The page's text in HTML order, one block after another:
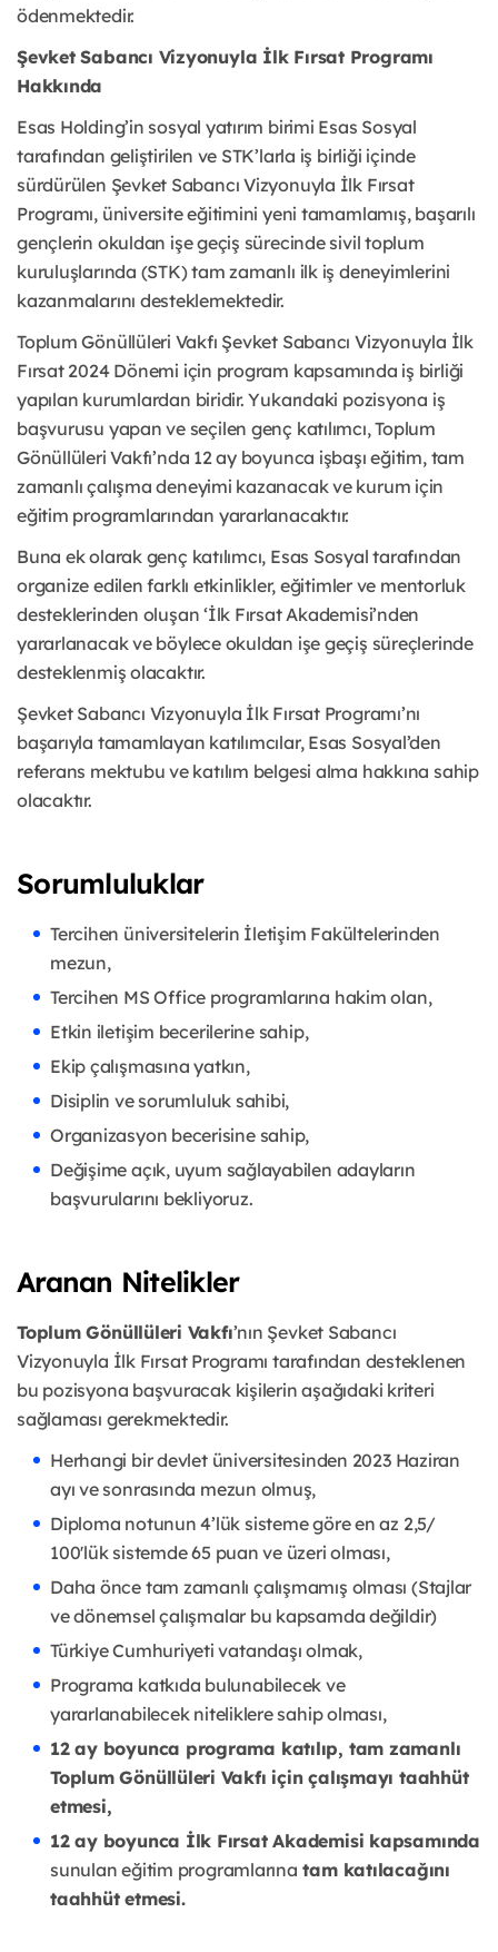
ödenmektedir.
Şevket Sabancı Vizyonuyla İlk Fırsat Programı
Hakkında
Esas Holding’in sosyal yatırım birimi Esas Sosyal
tarafından geliştirilen ve STK’larla iş birliği içinde
sürdürülen Şevket Sabancı Vizyonuyla İlk Fırsat
Programı, üniversite eğitimini yeni tamamlamış, başarılı
gençlerin okuldan işe geçiş sürecinde sivil toplum
kuruluşlarında (STK) tam zamanlı ilk iş deneyimlerini
kazanmalarını desteklemektedir.
Toplum Gönüllüleri Vakfı Şevket Sabancı Vizyonuyla İlk
Fırsat 2024 Dönemi için program kapsamında iş birliği
yapılan kurumlardan biridir. Yukarıdaki pozisyona iş
başvurusu yapan ve seçilen genç katılımcı, Toplum
Gönüllüleri Vakfı’nda 12 ay boyunca işbaşı eğitim, tam
zamanlı çalışma deneyimi kazanacak ve kurum için
eğitim programlarından yararlanacaktır.
Buna ek olarak genç katılımcı, Esas Sosyal tarafından
organize edilen farklı etkinlikler, eğitimler ve mentorluk
desteklerinden oluşan ‘İlk Fırsat Akademisi’nden
yararlanacak ve böylece okuldan işe geçiş süreçlerinde
desteklenmiş olacaktır.
Şevket Sabancı Vizyonuyla İlk Fırsat Programı’nı
başarıyla tamamlayan katılımcılar, Esas Sosyal’den
referans mektubu ve katılım belgesi alma hakkına sahip
olacaktır.
Sorumluluklar
Tercihen üniversitelerin İletişim Fakültelerinden
mezun,
Tercihen MS Office programlarına hakim olan,
Etkin iletişim becerilerine sahip,
Ekip çalışmasına yatkın,
Disiplin ve sorumluluk sahibi,
Organizasyon becerisine sahip,
Değişime açık, uyum sağlayabilen adayların
başvurularını bekliyoruz.
Aranan Nitelikler
Toplum Gönüllüleri Vakfı’nın Şevket Sabancı
Vizyonuyla İlk Fırsat Programı tarafından desteklenen
bu pozisyona başvuracak kişilerin aşağıdaki kriteri
sağlaması gerekmektedir.
Herhangi bir devlet üniversitesinden 2023 Haziran
ayı ve sonrasında mezun olmuş,
Diploma notunun 4’lük sisteme göre en az 2,5/
100'lük sistemde 65 puan ve üzeri olması,
Daha önce tam zamanlı çalışmamış olması (Stajlar
ve dönemsel çalışmalar bu kapsamda değildir)
Türkiye Cumhuriyeti vatandaşı olmak,
Programa katkıda bulunabilecek ve
yararlanabilecek niteliklere sahip olması,
12 ay boyunca programa katılıp, tam zamanlı
Toplum Gönüllüleri Vakfı için çalışmayı taahhüt
etmesi,
12 ay boyunca İlk Fırsat Akademisi kapsamında
sunulan eğitim programlarına tam katılacağını
taahhüt etmesi.